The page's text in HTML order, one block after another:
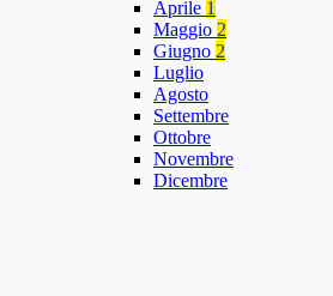
Aprile 1
Maggio 2
Giugno 2
Luglio
Agosto
Settembre
Ottobre
Novembre
Dicembre